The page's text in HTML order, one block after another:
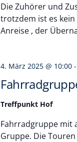
Die Zuhörer und
trotzdem ist es
Anreise , der
4. März 2025 @ 10:00 -
Treffpunkt Hof
Fahrradgruppe mit
Gruppe. Die